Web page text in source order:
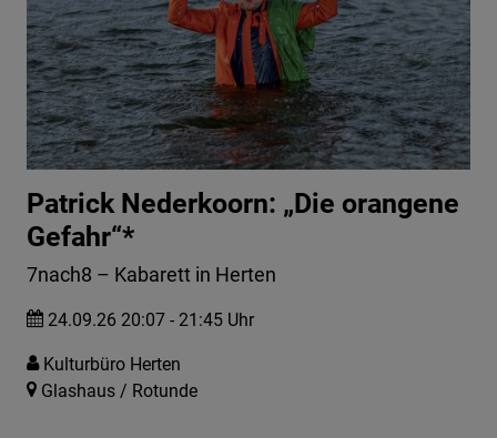
Patrick Nederkoorn: „Die orangene
Gefahr“*
7nach8 – Kabarett in Herten
24.09.26 20:07 - 21:45 Uhr
Kulturbüro Herten
Glashaus / Rotunde